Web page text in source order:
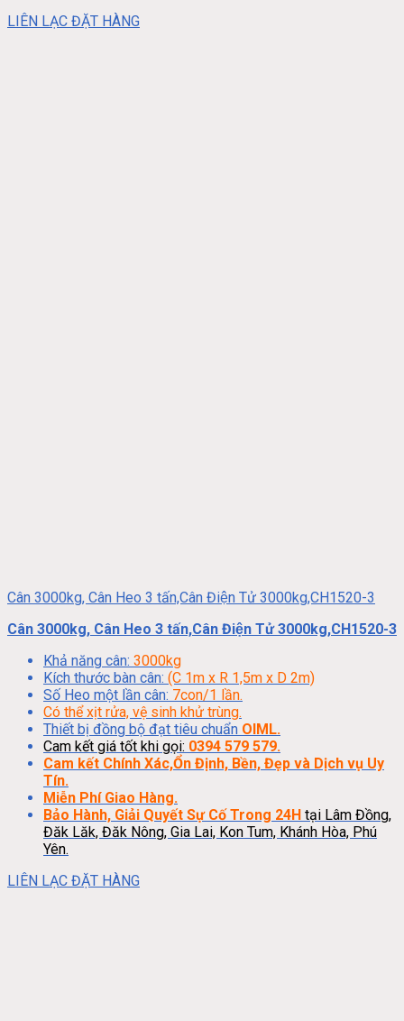
LIÊN LẠC ĐẶT HÀNG
Cân 3000kg, Cân Heo 3 tấn,Cân Điện Tử 3000kg,CH1520-3
Cân 3000kg, Cân Heo 3 tấn,Cân Điện Tử 3000kg,CH1520-3
Khả năng cân: 3000kg
Kích thước bàn cân: (C 1m x R 1,5m x D 2m)
Số Heo một lần cân: 7con/1 lần.
Có thể xịt rửa, vệ sinh khử trùng.
Thiết bị đồng bộ đạt tiêu chuẩn OIML.
Cam kết giá tốt khi gọi: 0394 579 579.
Cam kết Chính Xác,Ổn Định, Bền, Đẹp và Dịch vụ Uy
Tín.
Miễn Phí Giao Hàng.
Bảo Hành, Giải Quyết Sự Cố Trong 24H tại Lâm Đồng,
Đăk Lăk, Đăk Nông, Gia Lai, Kon Tum, Khánh Hòa, Phú
Yên.
LIÊN LẠC ĐẶT HÀNG